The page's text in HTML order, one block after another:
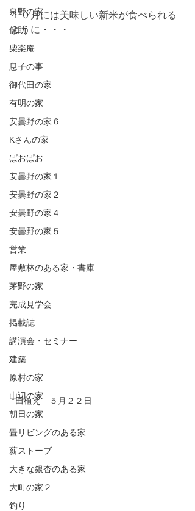
泉野の家
侘助
柴楽庵
息子の事
御代田の家
有明の家
安曇野の家６
Kさんの家
ぱおぱお
安曇野の家１
安曇野の家２
安曇野の家４
安曇野の家５
営業
屋敷林のある家・書庫
茅野の家
完成見学会
掲載誌
講演会・セミナー
建築
原村の家
山辺の家
朝日の家
畳リビングのある家
薪ストーブ
大きな銀杏のある家
大町の家２
釣り
１０月には美味しい新米が食べられる
ように・・・
↑田植え　５月２２日